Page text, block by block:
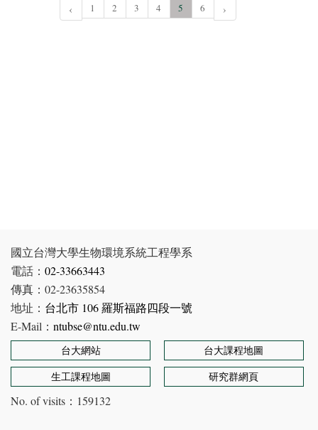
‹ 1 2 3 4 5 6 ›
國立台灣大學生物環境系統工程學系
電話： 02-33663443
傳真：02-23635854
地址： 台北市 106 羅斯福路四段一號
E-Mail： ntubse@ntu.edu.tw
台大網站
台大課程地圖
生工課程地圖
研究群網頁
No. of visits： 159132